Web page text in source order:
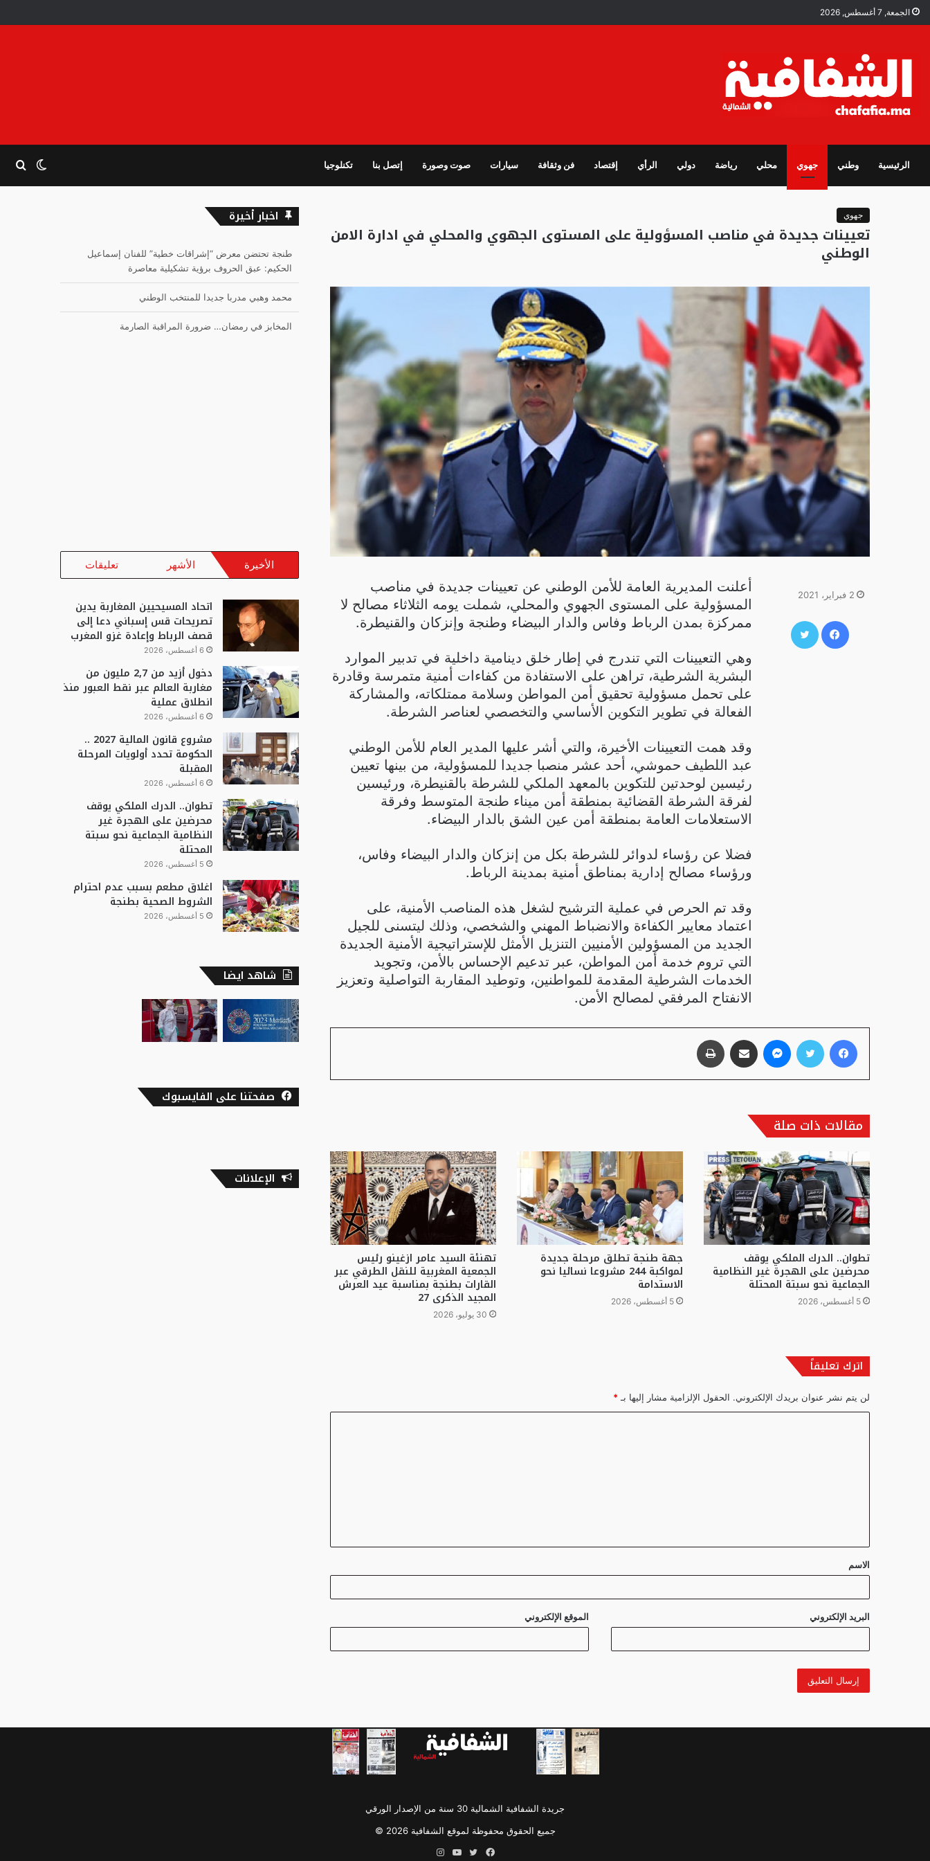
الجمعة, 7 أغسطس, 2026
الرئيسية وطني جهوي محلي رياضة دولي الرأي إقتصاد فن وثقافة سيارات صوت وصورة إتصل بنا تكنلوجيا الوضع
جهوي
تعيينات جديدة في مناصب المسؤولية على المستوى الجهوي والمحلي في ادارة الامن
الوطني
أعلنت المديرية العامة للأمن الوطني عن تعيينات جديدة في مناصب
المسؤولية على المستوى الجهوي والمحلي، شملت يومه الثلاثاء مصالح لا
ممركزة بمدن الرباط وفاس والدار البيضاء وطنجة وإنزكان والقنيطرة.
وهي التعيينات التي تندرج في إطار خلق دينامية داخلية في تدبير الموارد
البشرية الشرطية، تراهن على الاستفادة من كفاءات أمنية متمرسة وقادرة
على تحمل مسؤولية تحقيق أمن المواطن وسلامة ممتلكاته، والمشاركة
الفعالة في تطوير التكوين الأساسي والتخصصي لعناصر الشرطة.
وقد همت التعيينات الأخيرة، والتي أشر عليها المدير العام للأمن الوطني
عبد اللطيف حموشي، أحد عشر منصبا جديدا للمسؤولية، من بينها تعيين
رئيسين لوحدتين للتكوين بالمعهد الملكي للشرطة بالقنيطرة، ورئيسين
لفرقة الشرطة القضائية بمنطقة أمن ميناء طنجة المتوسط وفرقة
الاستعلامات العامة بمنطقة أمن عين الشق بالدار البيضاء.
فضلا عن رؤساء لدوائر للشرطة بكل من إنزكان والدار البيضاء وفاس،
ورؤساء مصالح إدارية بمناطق أمنية بمدينة الرباط.
وقد تم الحرص في عملية الترشيح لشغل هذه المناصب الأمنية، على
اعتماد معايير الكفاءة والانضباط المهني والشخصي، وذلك ليتسنى للجيل
الجديد من المسؤولين الأمنيين التنزيل الأمثل للإستراتيجية الأمنية الجديدة
التي تروم خدمة أمن المواطن، عبر تدعيم الإحساس بالأمن، وتجويد
الخدمات الشرطية المقدمة للمواطنين، وتوطيد المقاربة التواصلية وتعزيز
الانفتاح المرفقي لمصالح الأمن.
2 فبراير، 2021
فيسبوك
فيسبوك تويتر ماسنجر مشاركة عبر البريد
مقالات ذات صلة
تطوان.. الدرك الملكي يوقف
محرضين على الهجرة غير النظامية
الجماعية نحو سبتة المحتلة
5 أغسطس، 2026
جهة طنجة تطلق مرحلة جديدة
لمواكبة 244 مشروعا نسائيا نحو
الاستدامة
5 أغسطس، 2026
تهنئة السيد عامر ازغينو رئيس
الجمعية المغربية للنقل الطرقي عبر
القارات بطنجة بمناسبة عيد العرش
المجيد الذكرى 27
30 يوليو، 2026
اترك تعليقاً
لن يتم نشر عنوان بريدك الإلكتروني. الحقول الإلزامية مشار إليها بـ *
ق
*
الاسم
البريد الإلكتروني الموقع الإلكتروني
اخبار أخيرة
طنجة تحتضن معرض “إشراقات خطية” للفنان إسماعيل
الحكيم: عبق الحروف برؤية تشكيلية معاصرة
محمد وهبي مدربا جديدا للمنتخب الوطني
المخابز في رمضان… ضرورة المراقبة الصارمة
الأخيرة الأشهر تعليقات
اتحاد المسيحيين المغاربة يدين
تصريحات قس إسباني دعا إلى
قصف الرباط وإعادة غزو المغرب
6 أغسطس، 2026
دخول أزيد من 2,7 مليون من
مغاربة العالم عبر نقط العبور منذ
انطلاق عملية
6 أغسطس، 2026
مشروع قانون المالية 2027 ..
الحكومة تحدد أولويات المرحلة
المقبلة
6 أغسطس، 2026
تطوان.. الدرك الملكي يوقف
محرضين على الهجرة غير
النظامية الجماعية نحو سبتة
المحتلة
5 أغسطس، 2026
اغلاق مطعم بسبب عدم احترام
الشروط الصحية بطنجة
5 أغسطس، 2026
شاهد ايضا
صفحتنا على الفايسبوك
الإعلانات
جريدة الشفافية الشمالية 30 سنة من الإصدار الورقي
جميع الحقوق محفوظة لموقع الشفافية 2026 ©
فيسبوك
تويتريوتيوبانستقرام